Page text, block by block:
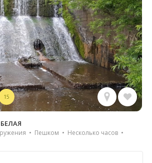
15
• Пешком • Несколько часов •